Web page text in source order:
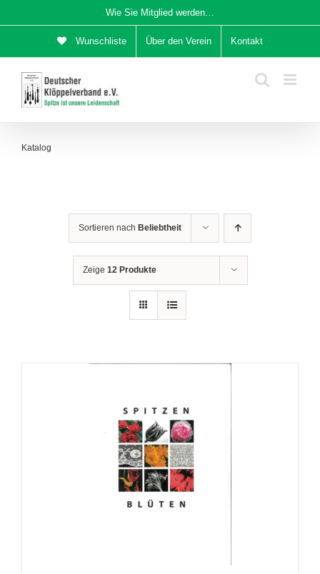
Inhalt
Wie Sie Mitglied werden…
Wunschliste Über den Verein Kontakt
Katalog
Sortieren nach Beliebtheit
Zeige 12 Produkte